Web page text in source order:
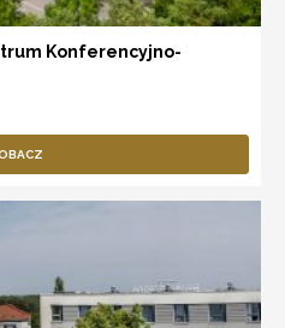
Konferencyjno-